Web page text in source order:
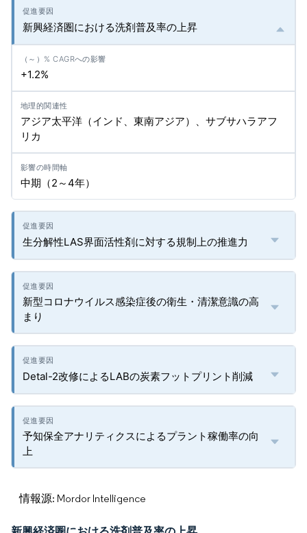
新興経済圏における洗剤普及率の上昇
+1.2%
アジア太平洋（インド、東南アジア）、サブサハラアフ
リカ
中期（2～4年）
生分解性LAS界面活性剤に対する規制上の推進力
新型コロナウイルス感染症後の衛生・清潔意識の高
まり
Detal-2改修によるLABの炭素フットプリント削減
予知保全アナリティクスによるプラント稼働率の向
上
情報源: Mordor Intelligence